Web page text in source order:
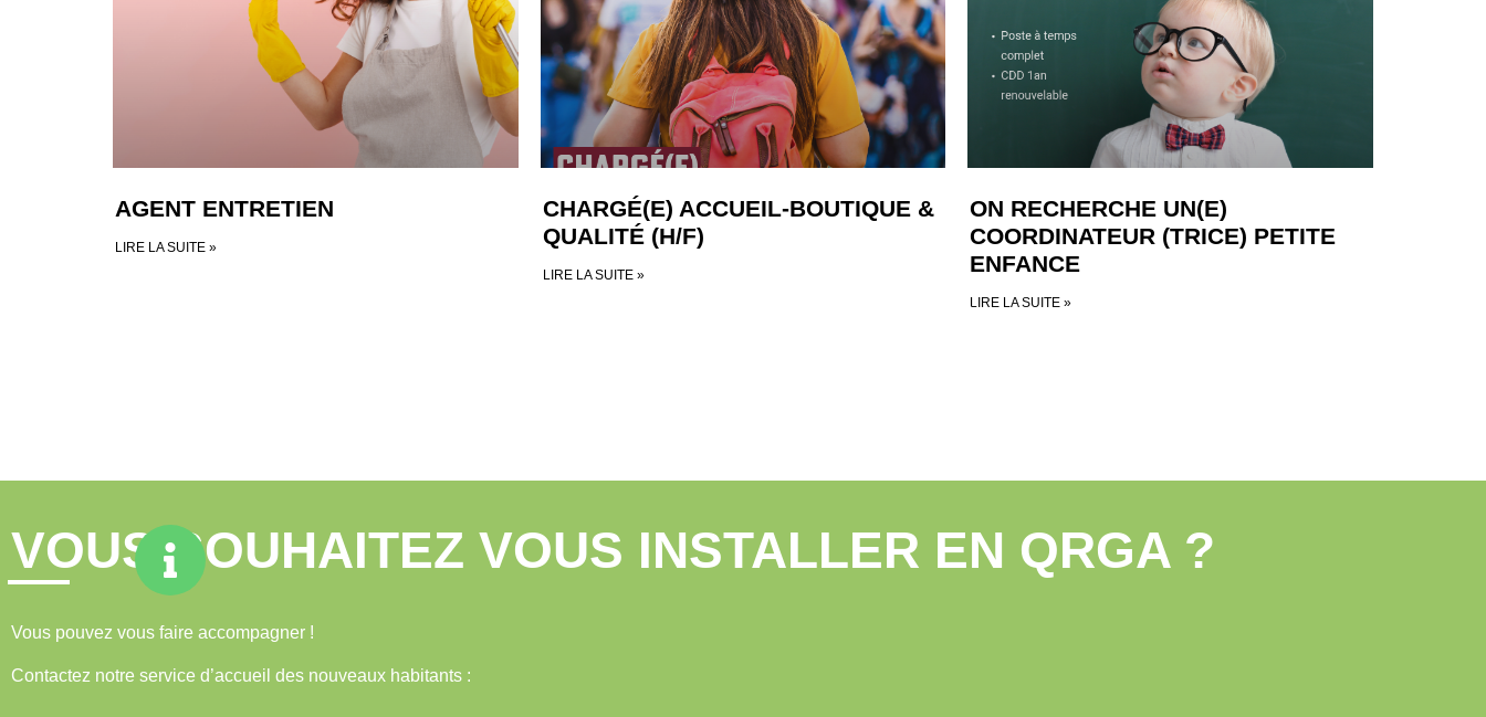
AGENT ENTRETIEN
LIRE LA SUITE »
CHARGÉ(E) ACCUEIL-BOUTIQUE &
QUALITÉ (H/F)
LIRE LA SUITE »
ON RECHERCHE UN(E)
COORDINATEUR (TRICE) PETITE
ENFANCE
LIRE LA SUITE »
VOUS SOUHAITEZ VOUS INSTALLER EN QRGA ?
Vous pouvez vous faire accompagner !
Contactez notre service d’accueil des nouveaux habitants :